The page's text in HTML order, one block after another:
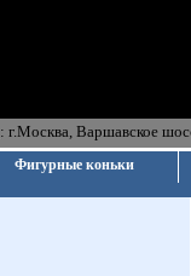
: г.Москва,
Фигурные коньки